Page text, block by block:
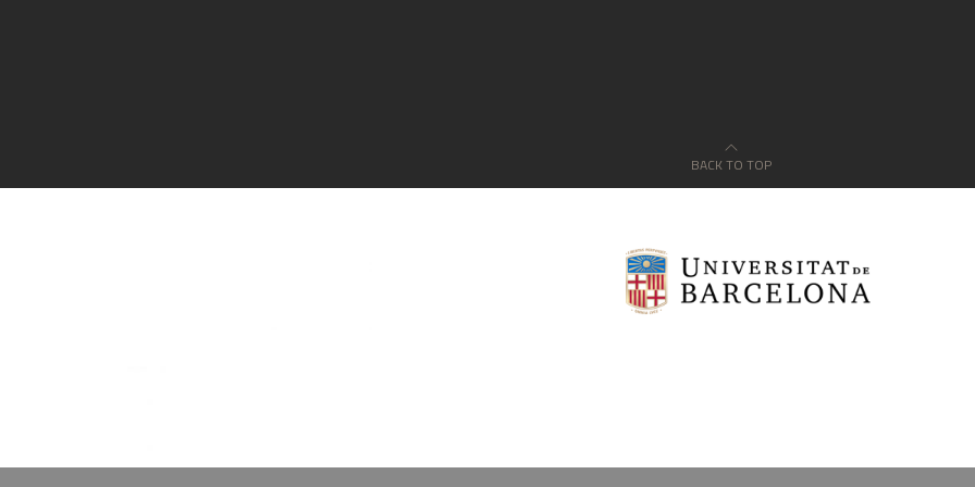
BACK TO TOP